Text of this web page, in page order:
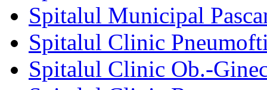
Spitalul Municipal
Spitalul Clinic
Spitalul Clinic Ob.-